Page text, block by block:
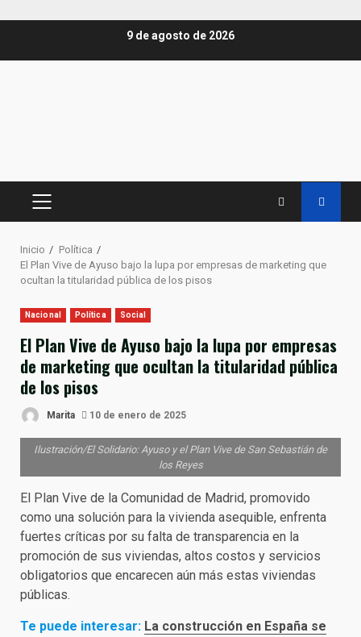
9 de agosto de 2026
MENÚ
Inicio
Política
El Plan Vive de Ayuso bajo la lupa por empresas de marketing que
ocultan la titularidad pública de los pisos
Nacional Política Social
El Plan Vive de Ayuso bajo la lupa por empresas
de marketing que ocultan la titularidad pública
de los pisos
Marita 10 de enero de 2025
Ilustración/El Solidario: Ayuso y el Plan Vive de San Sebastián de
los Reyes
El Plan Vive de la Comunidad de Madrid, promovido
como una solución para la vivienda asequible, enfrenta
fuertes críticas por su falta de transparencia en la
promoción de sus viviendas, altos costos y servicios
obligatorios que encarecen aún más estas viviendas
públicas.
Te puede interesar: La construcción en España se